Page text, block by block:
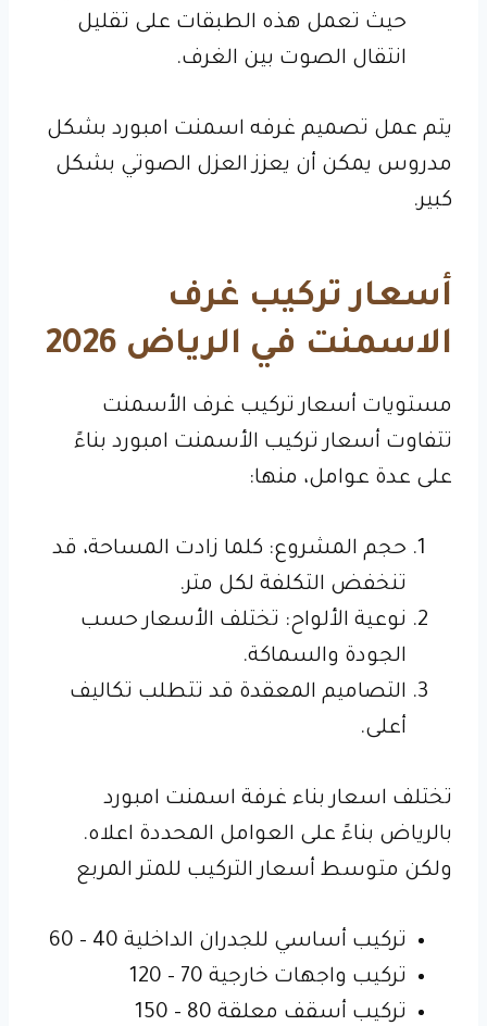
حيث تعمل هذه الطبقات على تقليل
انتقال الصوت بين الغرف.
يتم عمل تصميم غرفه اسمنت امبورد بشكل
مدروس يمكن أن يعزز العزل الصوتي بشكل
كبير.
أسعار تركيب غرف
الاسمنت في الرياض 2026
مستويات أسعار تركيب غرف الأسمنت
تتفاوت أسعار تركيب الأسمنت امبورد بناءً
على عدة عوامل، منها:
حجم المشروع: كلما زادت المساحة، قد
تنخفض التكلفة لكل متر.
نوعية الألواح: تختلف الأسعار حسب
الجودة والسماكة.
التصاميم المعقدة قد تتطلب تكاليف
أعلى.
تختلف اسعار بناء غرفة اسمنت امبورد
بالرياض بناءً على العوامل المحددة اعلاه.
ولكن متوسط أسعار التركيب للمتر المربع
تركيب أساسي للجدران الداخلية 40 – 60
تركيب واجهات خارجية 70 – 120
تركيب أسقف معلقة 80 – 150